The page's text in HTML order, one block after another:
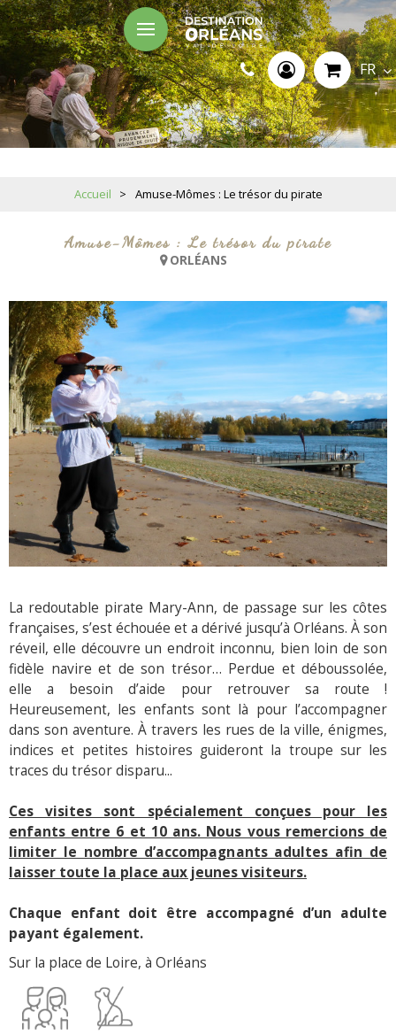
FR
Accueil > Amuse-Mômes : Le trésor du pirate
Amuse-Mômes : Le trésor du pirate
ORLÉANS
La redoutable pirate Mary-Ann, de passage sur les côtes
françaises, s’est échouée et a dérivé jusqu’à Orléans. À son
réveil, elle découvre un endroit inconnu, bien loin de son
fidèle navire et de son trésor… Perdue et déboussolée,
elle a besoin d’aide pour retrouver sa route !
Heureusement, les enfants sont là pour l’accompagner
dans son aventure. À travers les rues de la ville, énigmes,
indices et petites histoires guideront la troupe sur les
traces du trésor disparu...
Ces visites sont spécialement conçues pour les
enfants entre 6 et 10 ans. Nous vous remercions de
limiter le nombre d’accompagnants adultes afin de
laisser toute la place aux jeunes visiteurs.
Chaque enfant doit être accompagné d’un adulte
payant également.
Sur la place de Loire, à Orléans